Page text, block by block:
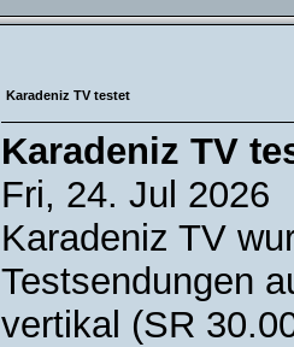
Karadeniz TV testet
Karadeniz TV
Fri, 24. Jul 2026
Karadeniz TV
Testsendungen
vertikal (SR